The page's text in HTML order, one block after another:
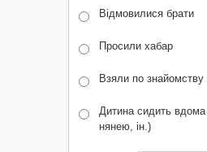
Відмовилися брати
Просили хабар
Взяли по знайомству
Дитина сидить
нянею, ін.)